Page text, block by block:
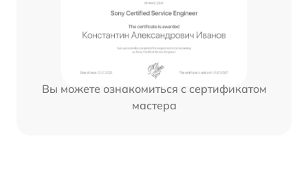
Вы можете ознакомиться с сертификатом
мастера